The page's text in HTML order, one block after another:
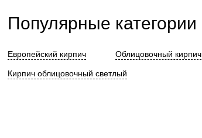
Популярные категории
Европейский кирпич Облицовочный кирпич
Кирпич облицовочный светлый